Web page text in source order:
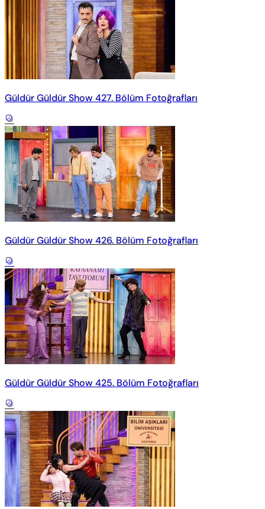
Güldür Güldür Show 427. Bölüm Fotoğrafları
Güldür Güldür Show 426. Bölüm Fotoğrafları
Güldür Güldür Show 425. Bölüm Fotoğrafları